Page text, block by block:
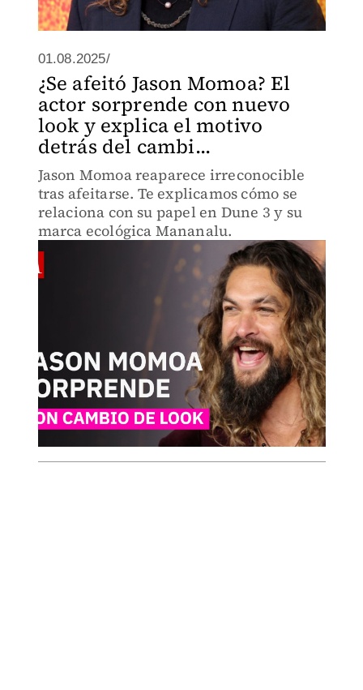
01.08.2025/
¿Se afeitó Jason Momoa? El
actor sorprende con nuevo
look y explica el motivo
detrás del cambi...
Jason Momoa reaparece irreconocible
tras afeitarse. Te explicamos cómo se
relaciona con su papel en Dune 3 y su
marca ecológica Mananalu.